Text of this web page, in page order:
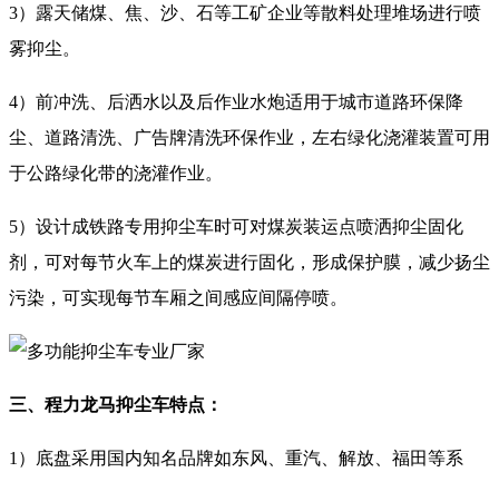
3）露天储煤、焦、沙、石等工矿企业等散料处理堆场进行喷
雾抑尘。
4）前冲洗、后洒水以及后作业水炮适用于城市道路环保降
尘、道路清洗、广告牌清洗环保作业，左右绿化浇灌装置可用
于公路绿化带的浇灌作业。
5）设计成铁路专用抑尘车时可对煤炭装运点喷洒抑尘固化
剂，可对每节火车上的煤炭进行固化，形成保护膜，减少扬尘
污染，可实现每节车厢之间感应间隔停喷。
三、程力龙马抑尘车特点：
1）底盘采用国内知名品牌如东风、重汽、解放、福田等系